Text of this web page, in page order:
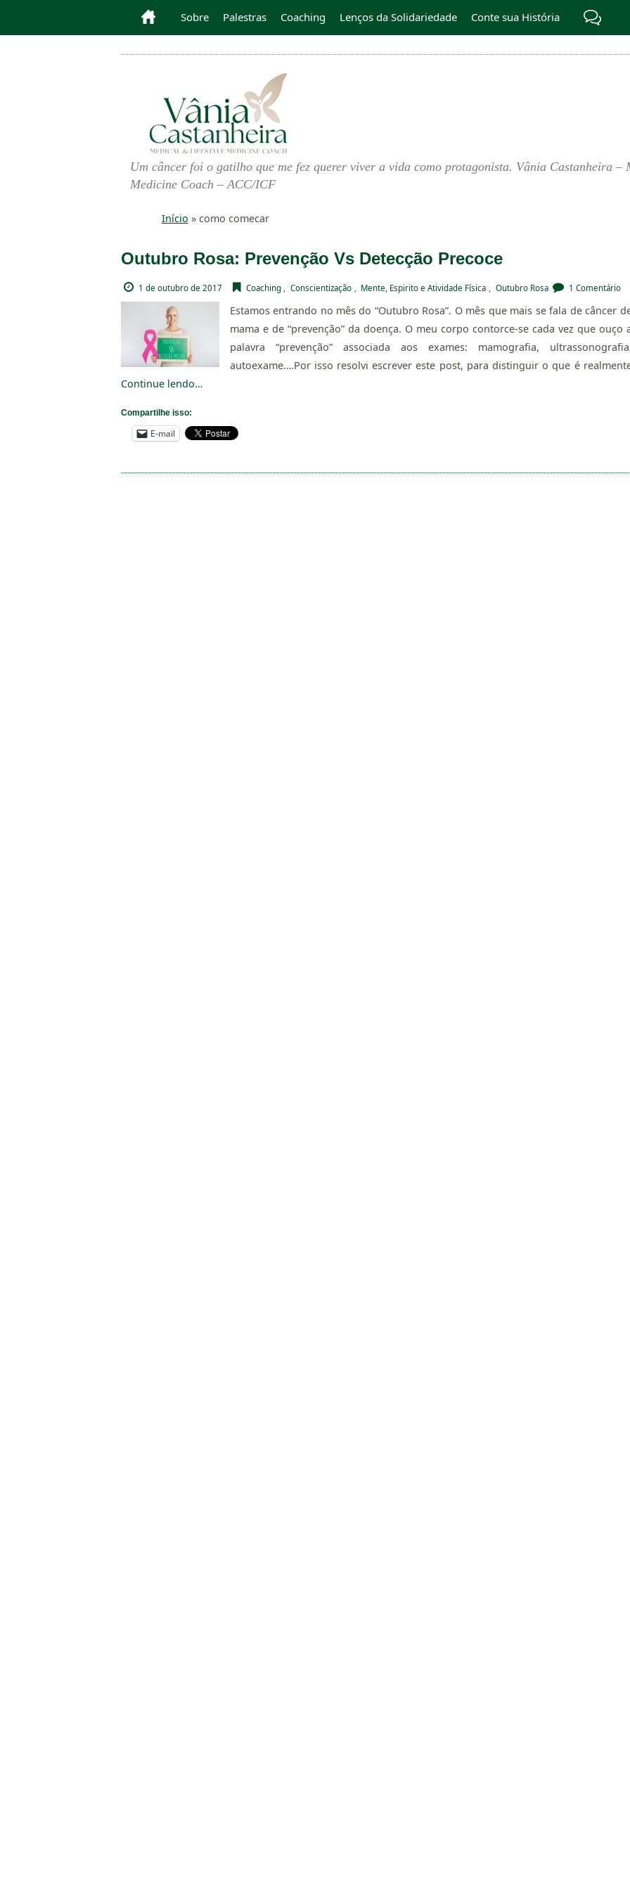
Sobre Palestras Coaching Lenços da Solidariedade Conte sua História
Um câncer foi o gatilho que me fez querer viver a vida como protagonista. Vânia Castanheira
Medicine Coach – ACC/ICF
Início » como comecar
Outubro Rosa: Prevenção Vs Detecção Precoce
1 de outubro de 2017 Coaching Conscientização Mente, Espirito e Atividade Física Outubro Rosa 1 Comentário
Estamos entrando no mês do “Outubro Rosa”. O mês que mais se fala de câncer
mama e de “prevenção” da doença. O meu corpo contorce-se cada vez que ouço
palavra “prevenção” associada aos exames: mamografia,
autoexame….Por isso resolvi escrever este post, para distinguir o que é
Continue lendo…
Compartilhe isso:
E-mail